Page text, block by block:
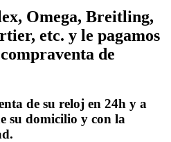
Omega, Breitling,
etc. y le pagamos
de
de su reloj en 24h y a
su domicilio y con la